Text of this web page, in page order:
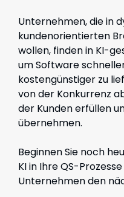
Unternehmen, die in
kundenorientierten
wollen, finden in KI-
um Software
kostengünstiger zu
von der Konkurrenz
der Kunden erfüllen
übernehmen.
Beginnen Sie noch
KI in Ihre QS-
Unternehmen den